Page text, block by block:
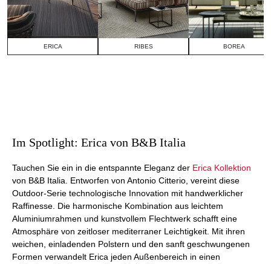
ERICA RIBES BOREA
Im Spotlight: Erica von B&B Italia
Tauchen Sie ein in die entspannte Eleganz der Erica Kollektion
von B&B Italia. Entworfen von Antonio Citterio, vereint diese
Outdoor-Serie technologische Innovation mit handwerklicher
Raffinesse. Die harmonische Kombination aus leichtem
Aluminiumrahmen und kunstvollem Flechtwerk schafft eine
Atmosphäre von zeitloser mediterraner Leichtigkeit. Mit ihren
weichen, einladenden Polstern und den sanft geschwungenen
Formen verwandelt Erica jeden Außenbereich in einen